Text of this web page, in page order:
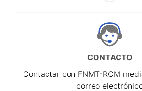
CONTACTO
Contactar con FNMT-RCM
correo